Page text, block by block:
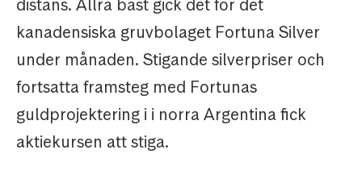
distans. Allra bäst gick det för det
kanadensiska gruvbolaget Fortuna Silver
under månaden. Stigande silverpriser och
fortsatta framsteg med Fortunas
guldprojektering i i norra Argentina fick
aktiekursen att stiga.